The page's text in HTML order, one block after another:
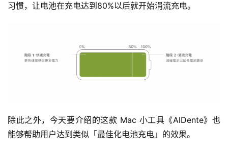
习惯，让电池在充电达到80%以后就开始涓流充电。
除此之外，今天要介绍的这款 Mac 小工具《AlDente》也
能够帮助用户达到类似「最佳化电池充电」的效果。